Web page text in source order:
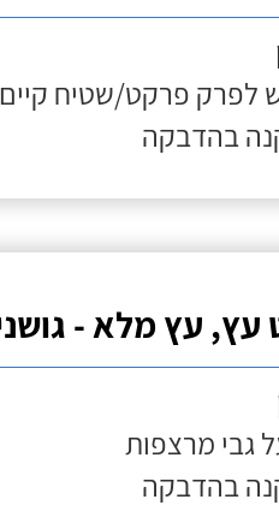
לפרק פרקט/שטיח קיים
בהדבקה
עץ מלא -
גבי מרצפות
בהדבקה